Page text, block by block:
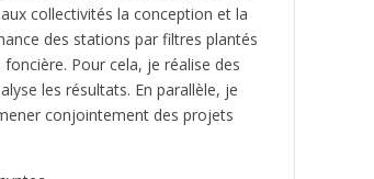
collectivités la conception et la
des stations par filtres plantés
Pour cela, je réalise des
les résultats. En parallèle, je
conjointement des projets